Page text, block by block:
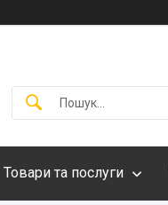
Товари та послуги